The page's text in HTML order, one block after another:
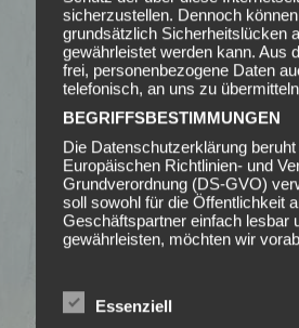
sicherzustellen. Dennoch
grundsätzlich Sicherheitslücken
gewährleistet werden kann. Aus
frei, personenbezogene Daten
telefonisch, an uns zu
BEGRIFFSBESTIMMUNGEN
Die Datenschutzerklärung
Europäischen Richtlinien- und
Grundverordnung (DS-GVO)
soll sowohl für die Öffentlichkeit
Geschäftspartner einfach lesbar
gewährleisten, möchten wir
A) PERSONENBEZOGENE
Essenziell